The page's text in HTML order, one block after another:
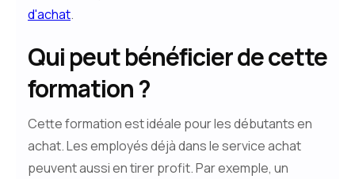
d'achat.
Qui peut bénéficier de cette
formation ?
Cette formation est idéale pour les débutants en
achat. Les employés déjà dans le service achat
peuvent aussi en tirer profit. Par exemple, un